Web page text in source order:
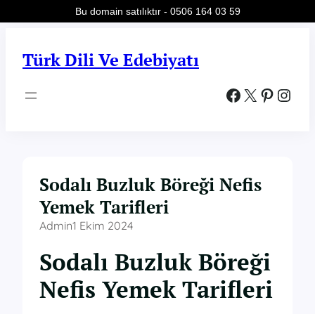
Türk Dili Ve Edebiyatı
Facebook X Pinterest Instagram
Sodalı Buzluk Böreği Nefis
Yemek Tarifleri
Admin1 Ekim 2024
Sodalı Buzluk Böreği
Nefis Yemek Tarifleri
Bu domain satılıktır - 0506 164 03 59